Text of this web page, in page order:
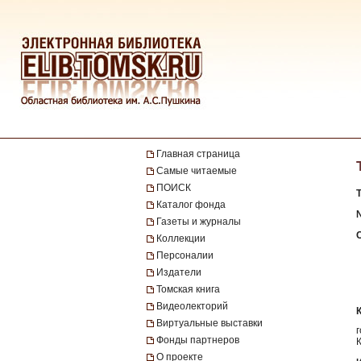
Главная страница
Самые читаемые
ПОИСК
Каталог фонда
Газеты и журналы
Коллекции
Персоналии
Издатели
Томская книга
Видеолекторий
Виртуальные выставки
Фонды партнеров
О проекте